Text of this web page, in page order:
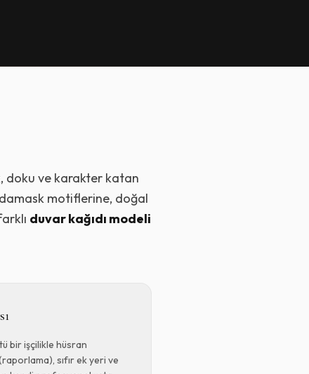
doku ve karakter katan
motiflerine, doğal
duvar kağıdı modeli
bir işçilikle hüsran
sıfır ek yeri ve